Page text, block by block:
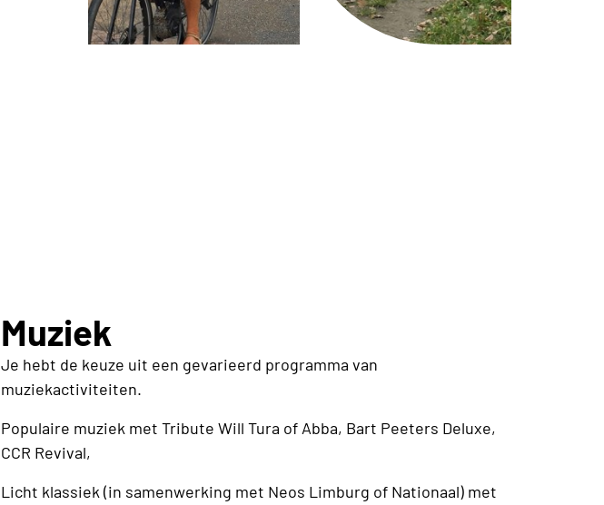
Muziek
Je hebt de keuze uit een gevarieerd programma van
muziekactiviteiten.
Populaire muziek met Tribute Will Tura of Abba, Bart Peeters Deluxe,
CCR Revival,
Licht klassiek (in samenwerking met Neos Limburg of Nationaal) met